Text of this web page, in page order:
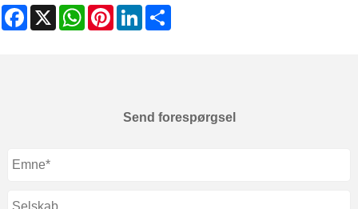
Facebook
X WhatsAppPinterestLinkedIn
Send forespørgsel